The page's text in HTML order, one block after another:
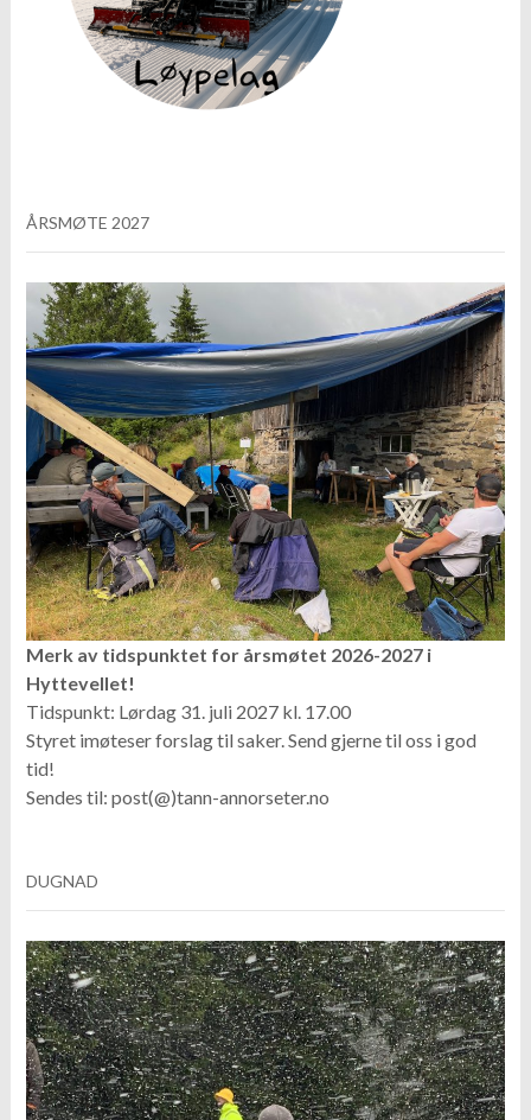
ÅRSMØTE 2027
Merk av tidspunktet for årsmøtet 2026-2027 i
Hyttevellet!
Tidspunkt: Lørdag 31. juli 2027 kl. 17.00
Styret imøteser forslag til saker. Send gjerne til oss i god
tid!
Sendes til: post(@)tann-annorseter.no
DUGNAD